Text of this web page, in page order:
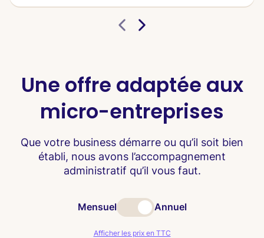
Une offre adaptée aux
micro-entreprises
Que votre business démarre ou qu’il soit bien
établi, nous avons l’accompagnement
administratif qu’il vous faut.
Mensuel Annuel
Afficher les prix en TTC